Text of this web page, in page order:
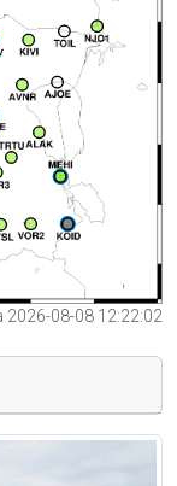
08-08 12:22:02